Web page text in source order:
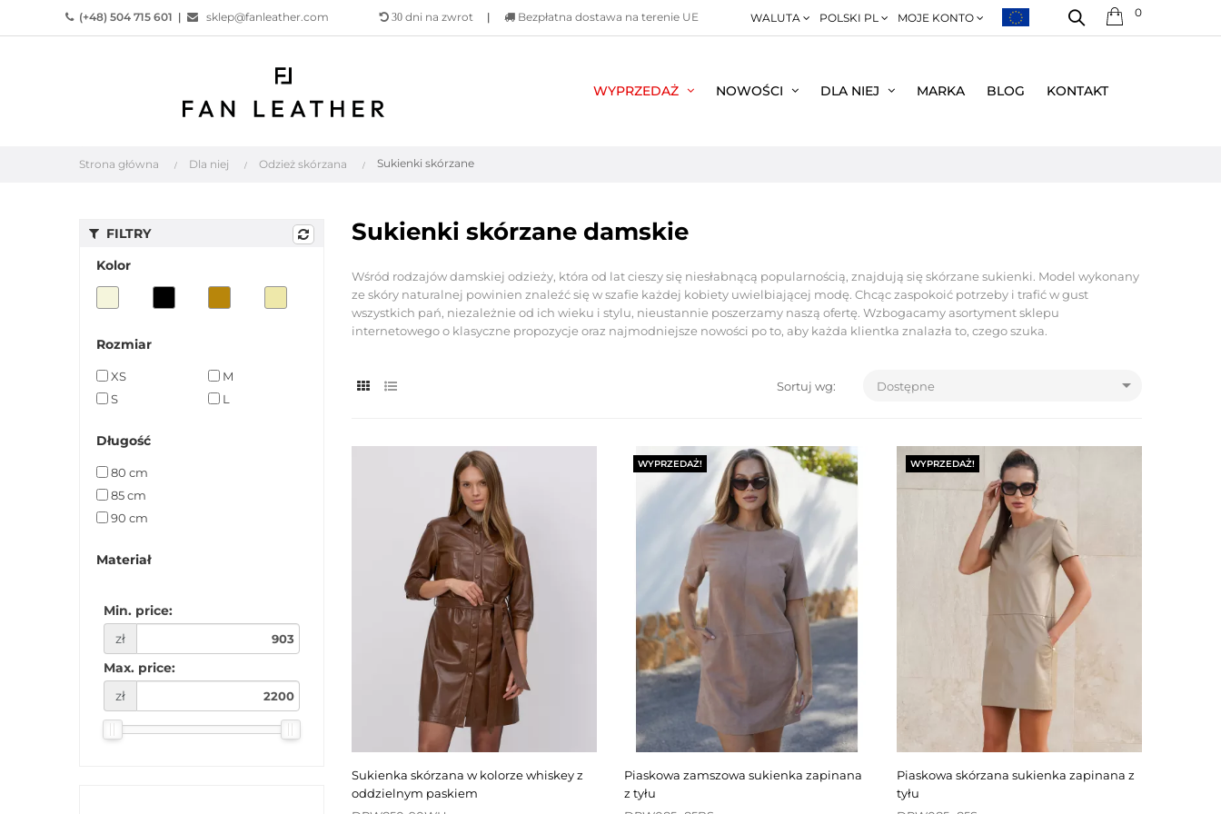
(+48) 504 715 601 | sklep@fanleather.com 30 dni na zwrot | Bezpłatna dostawa na terenie UE WALUTA POLSKI PL MOJE KONTO 0
WYPRZEDAŻ NOWOŚCI DLA NIEJ MARKA BLOG KONTAKT
Strona główna Dla niej Odzież skórzana Sukienki skórzane
FILTRY
Kolor
Rozmiar
XS
S
M
L
Długość
80 cm
85 cm
90 cm
Materiał
Min. price:
zł
Max. price:
zł
Sukienki skórzane damskie
Wśród rodzajów damskiej odzieży, która od lat cieszy się niesłabnącą popularnością, znajdują się skórzane sukienki. Model wykonany
ze skóry naturalnej powinien znaleźć się w szafie każdej kobiety uwielbiającej modę. Chcąc zaspokoić potrzeby i trafić w gust
wszystkich pań, niezależnie od ich wieku i stylu, nieustannie poszerzamy naszą ofertę. Wzbogacamy asortyment sklepu
internetowego o klasyczne propozycje oraz najmodniejsze nowości po to, aby każda klientka znalazła to, czego szuka.
Sortuj wg: Dostępne 
sukienka skórzana w kolorze whiskey z
oddzielnym paskiem
WYPRZEDAŻ!
piaskowa zamszowa sukienka zapinana
z tyłu
WYPRZEDAŻ!
piaskowa skórzana sukienka zapinana z
tyłu